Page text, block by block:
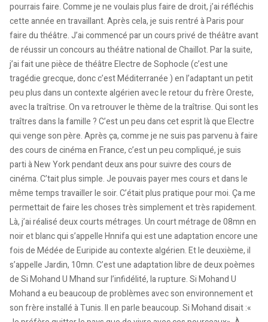
pourrais faire. Comme je ne voulais plus faire de droit, j’ai réfléchis
cette année en travaillant. Après cela, je suis rentré à Paris pour
faire du théâtre. J’ai commencé par un cours privé de théâtre avant
de réussir un concours au théâtre national de Chaillot. Par la suite,
j’ai fait une pièce de théâtre Electre de Sophocle (c’est une
tragédie grecque, donc c’est Méditerranée ) en l’adaptant un petit
peu plus dans un contexte algérien avec le retour du frère Oreste,
avec la traîtrise. On va retrouver le thème de la traîtrise. Qui sont les
traîtres dans la famille ? C’est un peu dans cet esprit là que Electre
qui venge son père. Après ça, comme je ne suis pas parvenu à faire
des cours de cinéma en France, c’est un peu compliqué, je suis
parti à New York pendant deux ans pour suivre des cours de
cinéma. C’tait plus simple. Je pouvais payer mes cours et dans le
même temps travailler le soir. C’était plus pratique pour moi. Ça me
permettait de faire les choses très simplement et très rapidement.
Là, j’ai réalisé deux courts métrages. Un court métrage de 08mn en
noir et blanc qui s’appelle Hnnifa qui est une adaptation encore une
fois de Médée de Euripide au contexte algérien. Et le deuxième, il
s’appelle Jardin, 10mn. C’est une adaptation libre de deux poèmes
de Si Mohand U Mhand sur l’infidélité, la rupture. Si Mohand U
Mohand a eu beaucoup de problèmes avec son environnement et
son frère installé à Tunis. Il en parle beaucoup. Si Mohand disait :«